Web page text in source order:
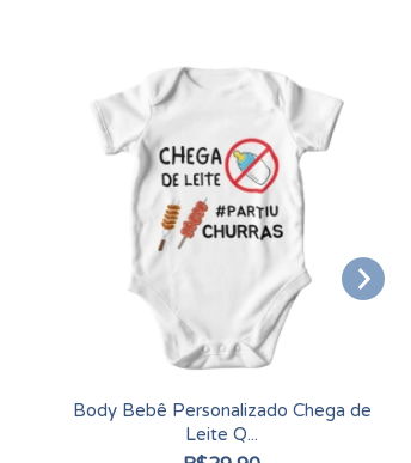
Body Bebê Personalizado Chega de
Leite Q...